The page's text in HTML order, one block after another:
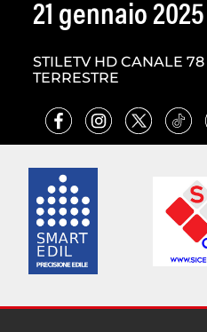
21 gennaio 2025
STILETV HD CANALE
TERRESTRE